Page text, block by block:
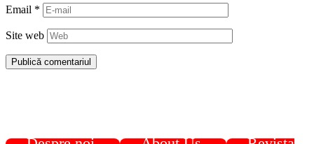
Email *
Site web